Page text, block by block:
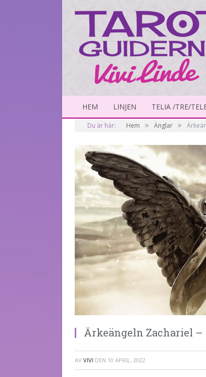
HEM LINJEN TELIA /TRE/
Du är här: Hem » Änglar »
Ärkeängeln Zachariel
AV VIVI DEN 10 APRIL, 2022